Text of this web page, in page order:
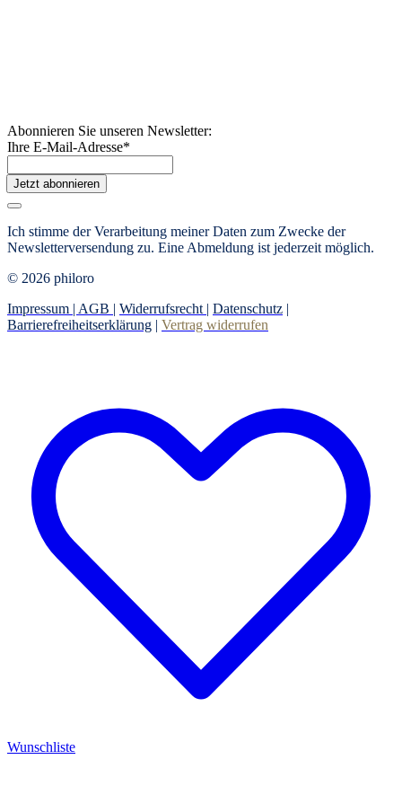
Abonnieren Sie unseren Newsletter:
Ihre E-Mail-Adresse*
Jetzt abonnieren
Ich stimme der Verarbeitung meiner Daten zum Zwecke der
Newsletterversendung zu. Eine Abmeldung ist jederzeit möglich.
© 2026 philoro
Impressum | AGB | Widerrufsrecht | Datenschutz |
Barrierefreiheitserklärung | Vertrag widerrufen
Wunschliste